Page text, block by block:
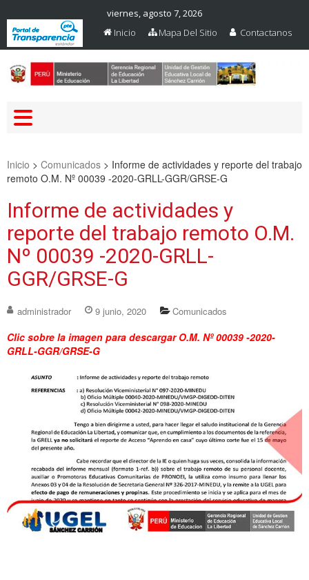
viernes, agosto 7, 2026
Inicio
Mapa Del Sitio Contactanos
Inicio > Comunicados > Informe de actividades y reporte del trabajo
remoto O.M. Nº 00039 -2020-GRLL-GGR/GRSE-G
Informe de actividades y
reporte del trabajo remoto O.M.
Nº 00039 -2020-GRLL-
GGR/GRSE-G
administrador 9 junio, 2020 Comunicados
Clic sobre la imagen para descargar O.M. Nº 00039 -2020-
GRLL-GGR/GRSE-G